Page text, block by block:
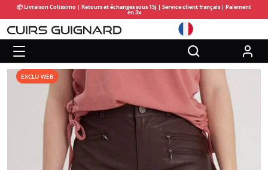
📦 Livraison Colissimo | Retours et échanges sous 15j | Service client français | Paiement
en 3x
EXCLU WEB